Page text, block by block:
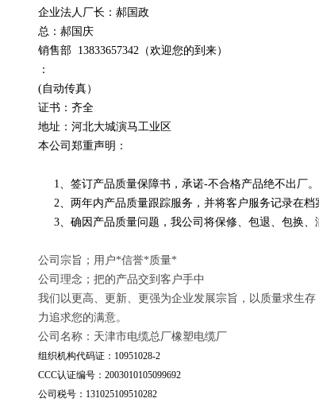
企业法人厂长：郝国政
总：郝国庆
销售部 13833657342 （欢迎您的到来）
：
(自动传真）
证书：齐全
地址：河北大城演马工业区
本公司郑重声明：
1、签订产品质量保障书，承诺-不合格产品绝不出厂。
2、两年内产品质量跟踪服务，并将客户服务记录在档
3、确因产品质量问题，我公司将保修、包退、包换、
公司宗旨；用户*信誉*质量*
公司理念；把的产品交到客户手中
我们以更高、更新、更强为企业发展宗旨，以质量求生
力追求您的满意。
公司名称：天津市电缆总厂橡塑电缆厂
组织机构代码证：10951028-2
CCC认证编号：2003010105099692
公司税号：131025109510282